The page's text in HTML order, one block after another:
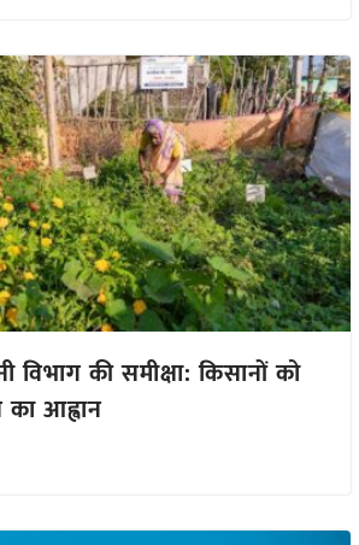
विभाग की समीक्षा: किसानों को
का आह्वान